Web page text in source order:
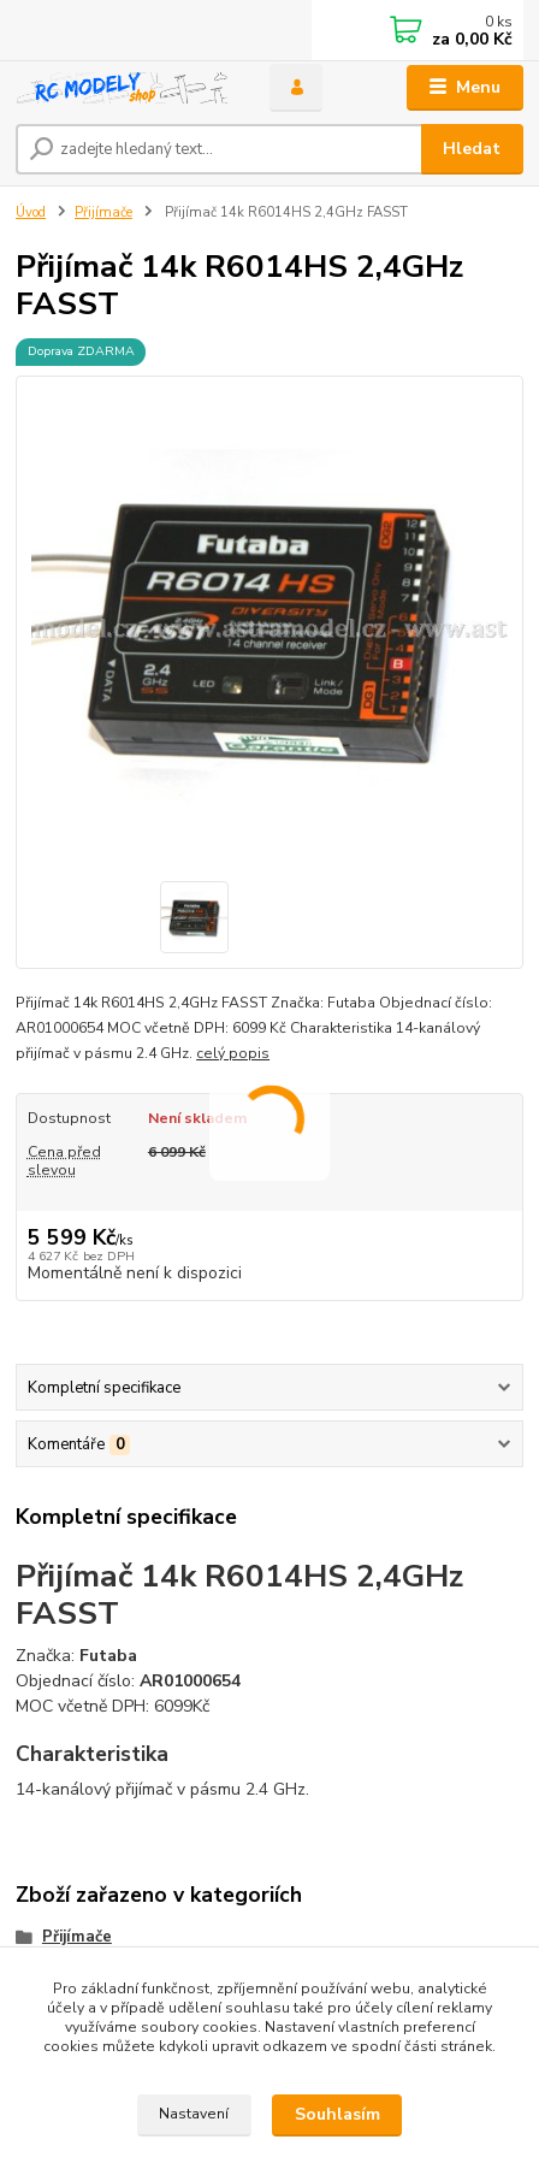
Menu
Hledat
0 ks
za 0,00 Kč
Úvod Přijímače Přijímač 14k R6014HS 2,4GHz FASST
Přijímač 14k R6014HS 2,4GHz
FASST
Doprava ZDARMA
Přijímač 14k R6014HS 2,4GHz FASST Značka: Futaba Objednací číslo:
AR01000654 MOC včetně DPH: 6099 Kč Charakteristika 14-kanálový
přijímač v pásmu 2.4 GHz. celý popis
Dostupnost
Není skladem
Cena před
slevou
6 099 Kč
5 599 Kč/ks
4 627 Kč bez DPH
Momentálně není k dispozici
Kompletní specifikace
Komentáře 0
Kompletní specifikace
Přijímač 14k R6014HS 2,4GHz
FASST
Značka: Futaba
Objednací číslo:AR01000654
MOC včetně DPH: 6099Kč
Charakteristika
14-kanálový přijímač v pásmu 2.4 GHz.
Zboží zařazeno v kategoriích
Přijímače
Letecké
Pro základní funkčnost, zpříjemnění používání webu, analytické
účely a v případě udělení souhlasu také pro účely cílení reklamy
využíváme soubory cookies. Nastavení vlastních preferencí
cookies můžete kdykoli upravit odkazem ve spodní části stránek.
Nastavení Souhlasím